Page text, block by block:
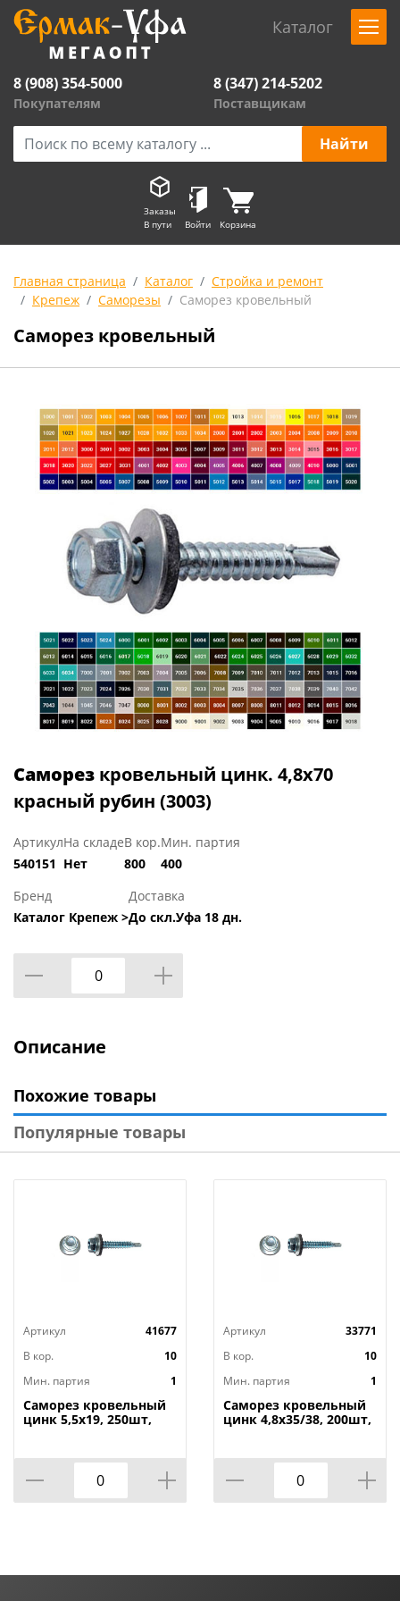
Каталог
8 (908) 354-5000
Покупателям
8 (347) 214-5202
Поставщикам
Заказы
В пути
Войти Корзина
Главная страница Каталог
Стройка и ремонт
Крепеж
Саморезы Саморез кровельный
Саморез кровельный
Саморез кровельный цинк. 4,8х70
красный рубин (3003)
Артикул
540151
На складе
Нет
В кор.
800
Мин. партия
400
Бренд
Каталог Крепеж >
Доставка
До скл.Уфа 18 дн.
Описание
Похожие товары
Популярные товары
Артикул
41677
В кор.
10
Мин. партия
1
Саморез кровельный
цинк 5,5х19, 250шт,
Артикул
33771
В кор.
10
Мин. партия
1
Саморез кровельный
цинк 4,8х35/38, 200шт,